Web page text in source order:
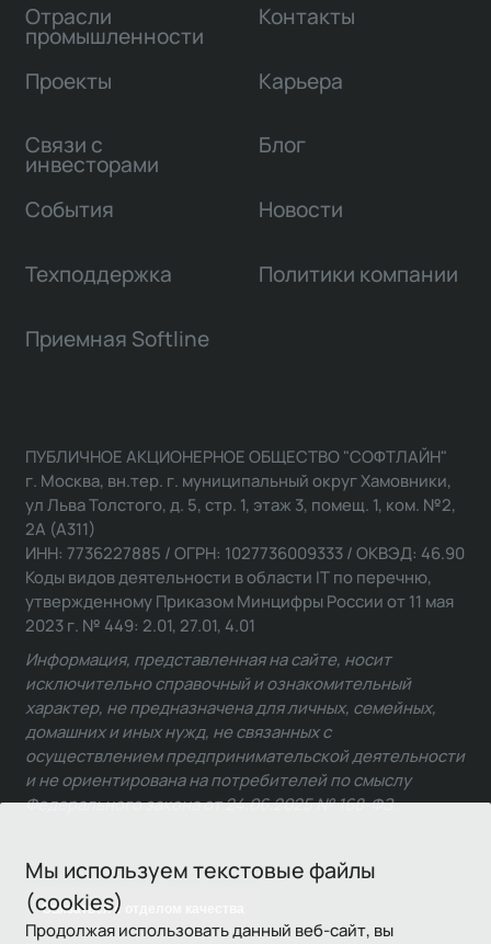
Мы используем текстовые файлы
(cookies)
Продолжая использовать данный веб-сайт, вы
Отрасли
промышленности
Проекты
Связи с
инвесторами
Контакты
Карьера
Блог
События Новости
Техподдержка Политики компании
Приемная Softline
Связаться с отделом качества
ПУБЛИЧНОЕ АКЦИОНЕРНОЕ ОБЩЕСТВО "СОФТЛАЙН"
г. Москва, вн.тер. г. муниципальный округ Хамовники,
ул Льва Толстого, д. 5, стр. 1, этаж 3, помещ. 1, ком. №2,
2А (А311)
ИНН: 7736227885 / ОГРН: 1027736009333 / ОКВЭД: 46.90
Коды видов деятельности в области IT по перечню,
утвержденному Приказом Минцифры России от 11 мая
2023 г. № 449: 2.01, 27.01, 4.01
Информация, представленная на сайте, носит
исключительно справочный и ознакомительный
характер, не предназначена для личных, семейных,
домашних и иных нужд, не связанных с
осуществлением предпринимательской деятельности
и не ориентирована на потребителей по смыслу
Федерального закона от 24.06.2025 № 168-ФЗ.